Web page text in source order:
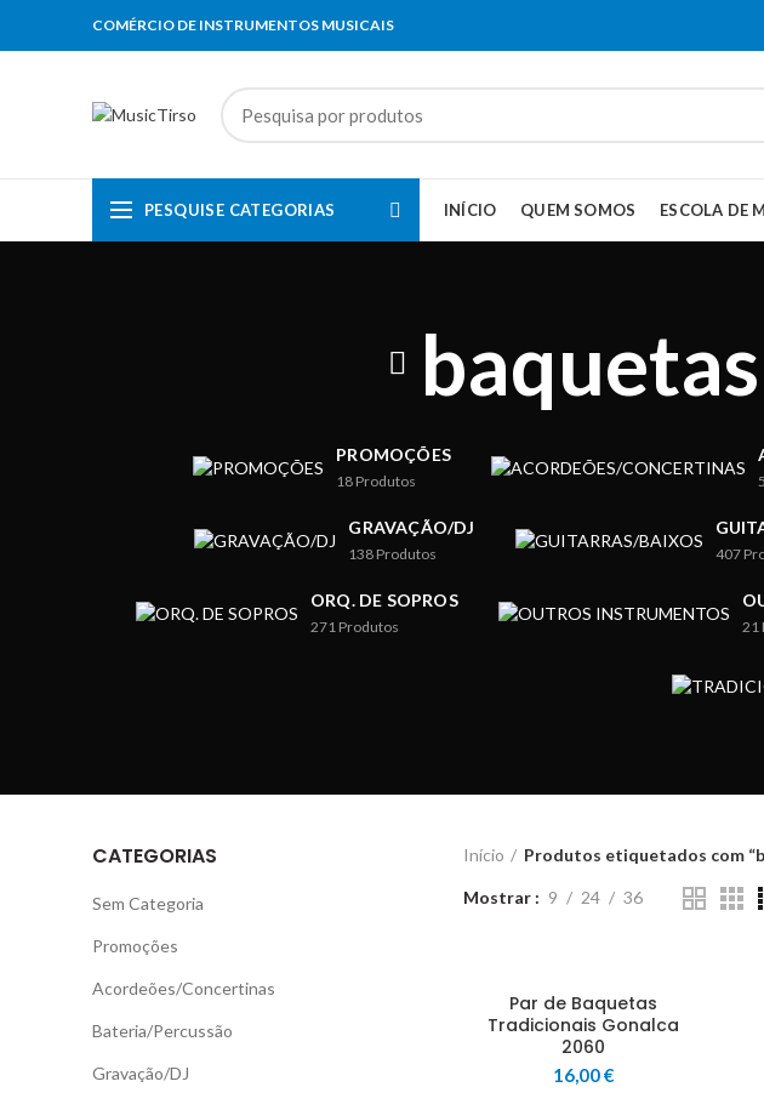
COMÉRCIO DE INSTRUMENTOS MUSICAIS
PESQUISE CATEGORIAS INÍCIO QUEM SOMOS ESCOLA DE
PROMOÇÕES
18 Produtos
GRAVAÇÃO/DJ
138 Produtos 407
ORQ. DE SOPROS
271 Produtos 21
CATEGORIAS
Sem Categoria
Promoções
Acordeões/Concertinas
Bateria/Percussão
Gravação/DJ
Início Produtos etiquetados com
Mostrar 9 24 36
Par de Baquetas
Tradicionais Gonalca
2060
16,00€